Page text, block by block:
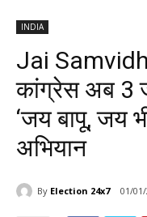
INDIA
Jai
कांग्रेस अब 3
‘जय बापू, जय
अभियान
By Election 24x7 01/